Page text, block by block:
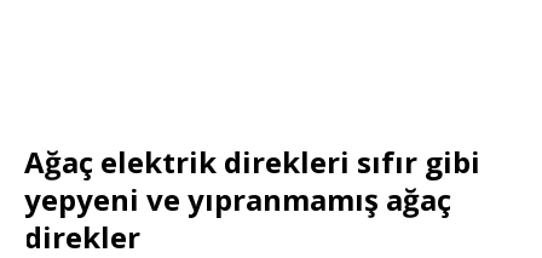
Ağaç elektrik direkleri sıfır gibi
yepyeni ve yıpranmamış ağaç
direkler